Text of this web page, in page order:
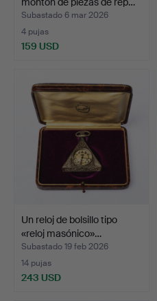
Subastado 6 mar 2026
4 pujas
159 USD
Un reloj de bolsillo tipo
«reloj masónico»…
Subastado 19 feb 2026
14 pujas
243 USD